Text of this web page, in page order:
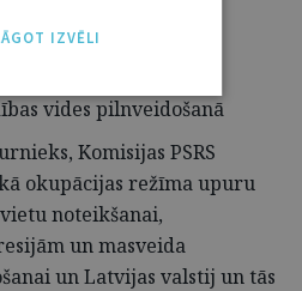
par īpaši nozīmīgu
un tiesiskuma
un
vides pilnveidošanā
Komisijas PSRS
okupācijas režīma upuru
noteikšanai,
un masveida
un Latvijas valstij un tās
IZVĒLI